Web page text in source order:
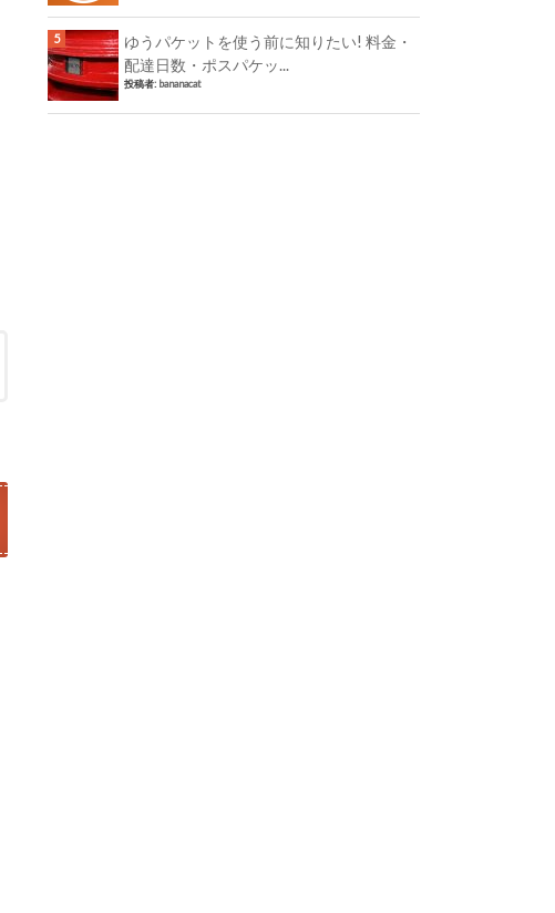
ゆうパケットを使う前に知りたい! 料金・
配達日数・ポスパケッ...
投稿者: bananacat